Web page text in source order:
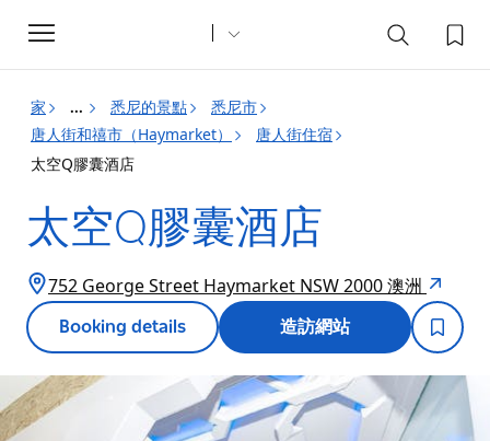
Toggle
navigation
家 ... 悉尼的景點
悉尼市
唐人街和禧市（Haymarket）
唐人街住宿
太空Q膠囊酒店
太空Q膠囊酒店
752 George Street Haymarket NSW 2000 澳洲
Booking details 造訪網站